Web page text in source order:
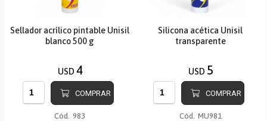
Sellador acrílico pintable Unisil
blanco 500 g
USD 4
COMPRAR
Cód. 983
Silicona acética Unisil
transparente
USD 5
COMPRAR
Cód. MU981